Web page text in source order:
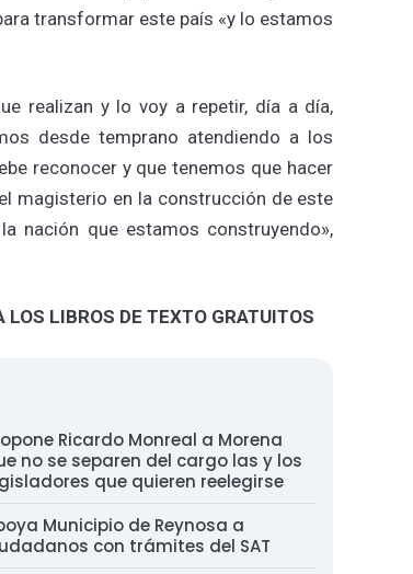
transformar este país «y lo estamos
realizan y lo voy a repetir, día a día,
desde temprano atendiendo a los
reconocer y que tenemos que hacer
magisterio en la construcción de este
nación que estamos construyendo»,
LIBROS DE TEXTO GRATUITOS
Ricardo Monreal a Morena
no se separen del cargo las y los
que quieren reelegirse
Municipio de Reynosa a
con trámites del SAT